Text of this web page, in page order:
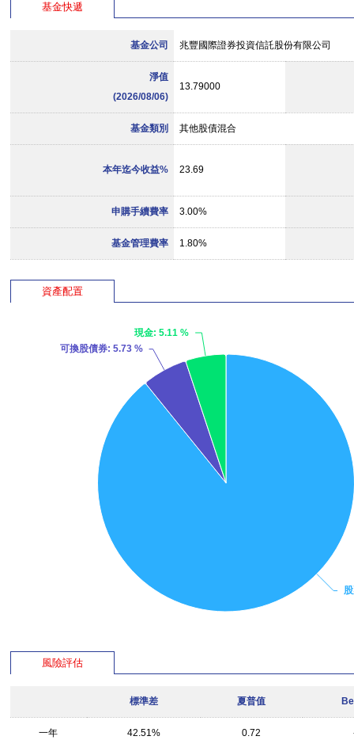
基金快遞
基金公司 兆豐國際證券投資信託股份有限公司
淨值
(2026/08/06)
13.79000
基金類別 其他股債混合
本年迄今收益% 23.69
申購手續費率 3.00%
基金管理費率 1.80%
資產配置
可換股債券: 5.73 %
現金: 5.11 %
風險評估
標準差 夏普值
一年 42.51% 0.72